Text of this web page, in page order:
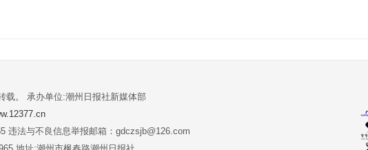
载。 承办单位:潮州日报社新媒体部
违法与不良信息举报邮箱：gdczsjb@126.com